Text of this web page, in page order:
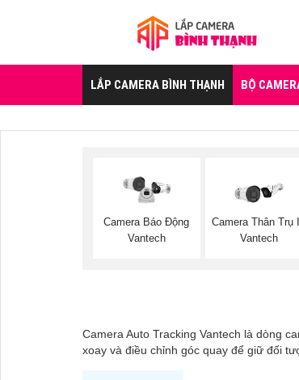
LẮP CAMERA BÌNH THẠNH BỘ
Camera Báo Động
Vantech
Camera Thân Trụ
Vantech
Camera Auto Tracking Vantech là dòng
xoay và điều chỉnh góc quay để giữ đối